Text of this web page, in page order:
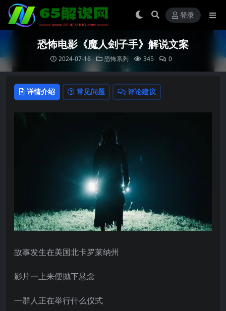
登录
恐怖电影《魔人刽子手》解说文案
2024-07-16 恐怖系列 345 0
详情介绍 常见问题 评论建议
故事发生在美国北卡罗莱纳州
影片一上来便抛下悬念
一群人正在举行什么仪式